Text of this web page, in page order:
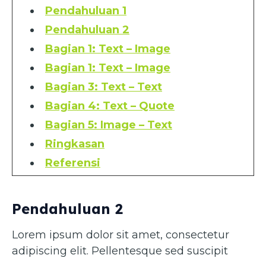
Pendahuluan 1
Pendahuluan 2
Bagian 1: Text – Image
Bagian 1: Text – Image
Bagian 3: Text – Text
Bagian 4: Text – Quote
Bagian 5: Image – Text
Ringkasan
Referensi
Pendahuluan 2
Lorem ipsum dolor sit amet, consectetur
adipiscing elit. Pellentesque sed suscipit